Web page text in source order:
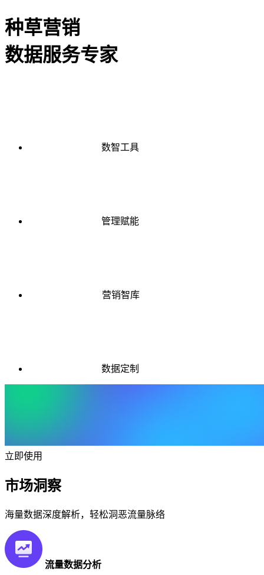
种草营销
数据服务专家
数智工具
管理赋能
营销智库
数据定制
立即使用
市场洞察
海量数据深度解析，轻松洞恶流量脉络
流量数据分析